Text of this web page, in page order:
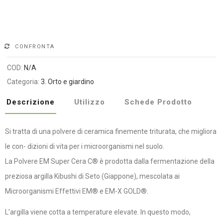
CONFRONTA
COD: N/A
Categoria:3. Orto e giardino
Descrizione Utilizzo Schede Prodotto
Si tratta di una polvere di ceramica finemente triturata, che migliora
le con- dizioni di vita per i microorganismi nel suolo.
La Polvere EM Super Cera C® è prodotta dalla fermentazione della
preziosa argilla Kibushi di Seto (Giappone), mescolata ai
Microorganismi Effettivi EM® e EM-X GOLD®.
L’argilla viene cotta a temperature elevate. In questo modo,